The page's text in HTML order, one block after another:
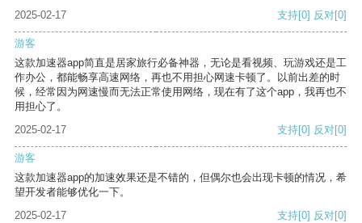
2025-02-17 支持[0] 反对[0]
游客
这款加速器app简直是居家旅行必备神器，无论是看视频、玩游戏还是工
作办公，都能畅享高速网络，再也不用担心网速卡顿了。以前出差的时
候，经常因为网速慢而无法正常使用网络，现在有了这个app，我再也不
用担心了。
2025-02-17
支持[0] 反对[0]
游客
这款加速器app的加速效果还是不错的，但偶尔也会出现卡顿的情况，希
望开发者能够优化一下。
2025-02-17
支持[0] 反对[0]